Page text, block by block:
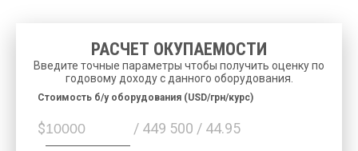
РАСЧЕТ ОКУПАЕМОСТИ
Введите точные параметры чтобы получить оценку по
годовому доходу с данного оборудования.
$ / 449 500 / 44.95
Cтоимость б/у оборудования (USD/грн/курс)